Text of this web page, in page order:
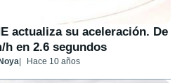
actualiza su aceleración. De
h en 2.6 segundos
Hace 10 años